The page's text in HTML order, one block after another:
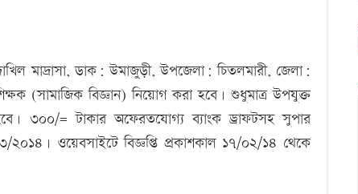
মাদ্রাসা, ডাক: উমাজুড়ী, উপজেলা: চিতলমারী, জেলা:
(সামাজিক বিজ্ঞান) নিয়োগ করা হবে। শুধুমাত্র উপযুক্ত
হবে। ৩০০/= টাকার অফেরতযোগ্য ব্যাংক ড্রাফটসহ সুপার
ওয়েবসাইটে বিজ্ঞপ্তি প্রকাশকাল ১৭/০২/১৪ থেকে